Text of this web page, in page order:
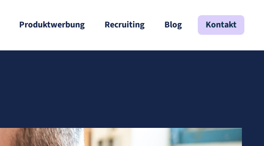
Produktwerbung Recruiting Blog Kontakt